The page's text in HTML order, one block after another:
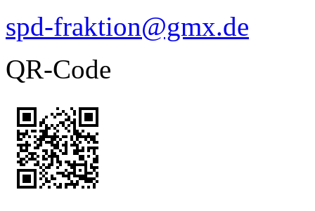
spd-fraktion@gmx.de
QR-Code